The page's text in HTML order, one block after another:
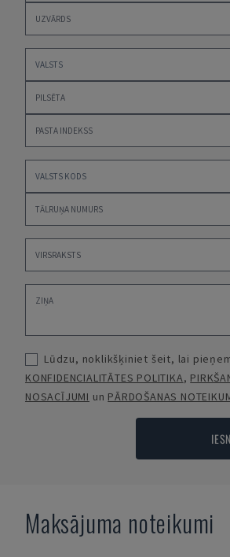
Lūdzu, noklikšķiniet šeit, lai
KONFIDENCIALITĀTES POLITIKA,
NOSACĪJUMI un PĀRDOŠANAS
Maksājuma noteikumi